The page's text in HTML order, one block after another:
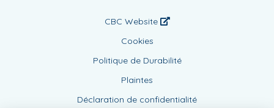
CBC Website
Cookies
Politique de Durabilité
Plaintes
Déclaration de confidentialité